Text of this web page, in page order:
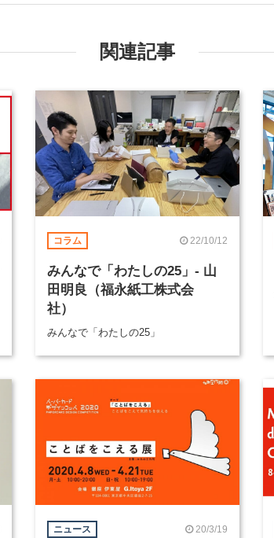
関連記事
コラム 22/10/12
みんなで「わたしの25」- 山
田明良（福永紙工株式会
社）
みんなで「わたしの25」
ニュース 20/3/19